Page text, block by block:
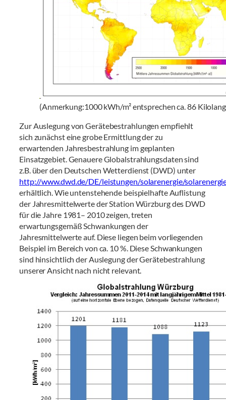
(Anmerkung:1000 kWh/m² entsprechen ca. 86
Zur Auslegung von Gerätebestrahlungen empfiehlt
sich zunächst eine grobe Ermittlung der zu
erwartenden Jahresbestrahlung im geplanten
Einsatzgebiet. Genauere Globalstrahlungsdaten sind
z.B. über den Deutschen Wetterdienst (DWD) unter
http://www.dwd.de/DE/leistungen/solarenergie/
erhältlich. Wie untenstehende beispielhafte Auflistung
der Jahresmittelwerte der Station Würzburg des DWD
für die Jahre 1981– 2010 zeigen, treten
erwartungsgemäß Schwankungen der
Jahresmittelwerte auf. Diese liegen beim vorliegenden
Beispiel im Bereich von ca. 10 %. Diese Schwankungen
sind hinsichtlich der Auslegung der Gerätebestrahlung
unserer Ansicht nach nicht relevant.